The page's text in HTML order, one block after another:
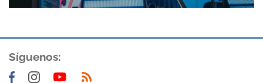
Síguenos: